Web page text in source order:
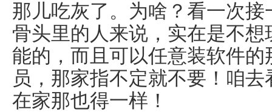
那儿吃灰了。为啥？看一次
骨头里的人来说，实在是不
能的，而且可以任意装软件
员，那家指不定就不要！咱
在家那也得一样！